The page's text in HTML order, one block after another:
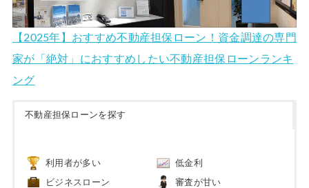
【2025年】おすすめ不動産担保ローン！資金調達の専門
家が「絶対」におすすめしたい不動産担保ローンランキ
ング
不動産担保ローンを探す
利用者が多い 低金利
ビジネスローン 審査が甘い